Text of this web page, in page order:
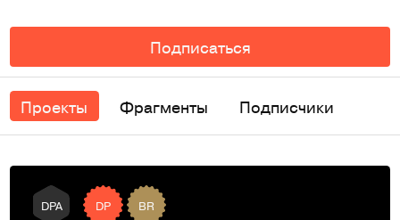
Проекты Фрагменты Подписчики
Подписаться
DPA DP BR